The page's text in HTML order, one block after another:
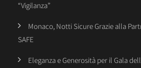
“Vigilanza”
Monaco, Notti Sicure Grazie alla
SAFE
Eleganza e Generosità per il Gala